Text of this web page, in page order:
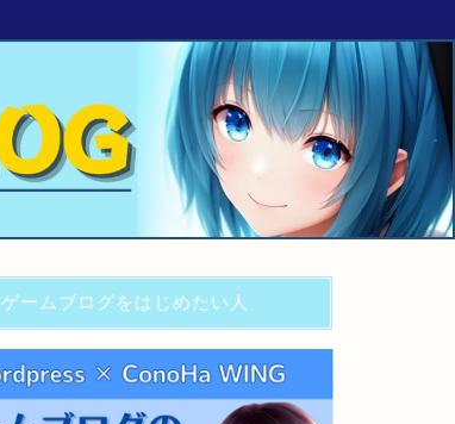
ゲームブログをはじめたい人